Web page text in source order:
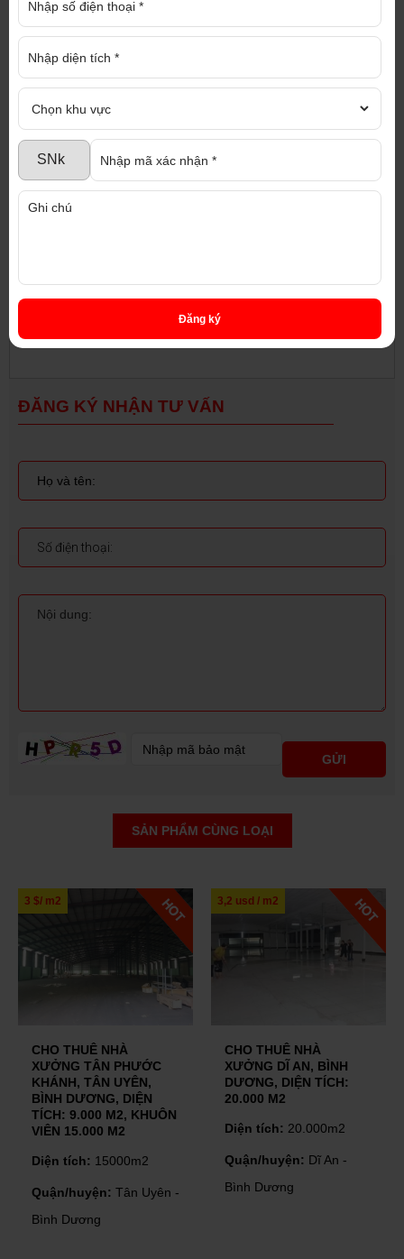
CÔNG TY TNHH ĐỊA ỐC CAO PHÁT
Trao niềm tin - Nhận thịnh vượng
Địa chỉ : 1286 Nguyễn Chí Thanh, P. Hiệp
An, TP. Thủ Dầu Một, Bình Dương
976 (Mr Trí)
Email : diaoccaophat@gmail.com
Website : nhaxuongmiendong.com,
diaoccaophat.com
Chúng tôi cam kết tư vấn nhiệt tình, hoàn
ĐĂNG KÝ NHẬN TƯ VẤN
SẢN PHẨM CÙNG LOẠI
3 $/ m2
CHO THUÊ NHÀ
XƯỞNG TÂN PHƯỚC
KHÁNH, TÂN UYÊN,
BÌNH DƯƠNG, DIỆN
TÍCH: 9.000 M2, KHUÔN
VIÊN 15.000 M2
Diện tích: 15000m2
Quận/huyện: Tân Uyên -
Bình Dương
3,2 usd / m2
CHO THUÊ NHÀ
XƯỞNG DĨ AN, BÌNH
DƯƠNG, DIỆN TÍCH:
20.000 M2
Diện tích: 20.000m2
Quận/huyện: Dĩ An -
Bình Dương
Đăng ký